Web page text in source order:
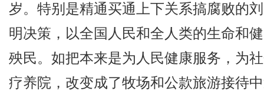
岁。特别是精通买通上下关系搞腐败的
明决策，以全国人民和全人类的生命和
殃民。如把本来是为人民健康服务，为
疗养院，改变成了牧场和公款旅游接待